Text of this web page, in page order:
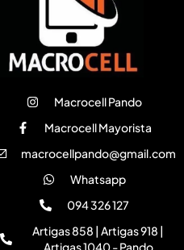
Macrocell Pando
Macrocell Mayorista
macrocellpando@gmail.com
Whatsapp
094 326 127
Artigas 858 | Artigas 918 |
Artigas 1040 - Pando